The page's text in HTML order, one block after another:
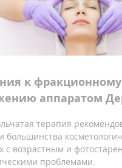
к фракционному
аппаратом
терапия
большинства
с возрастным и
проблемами.